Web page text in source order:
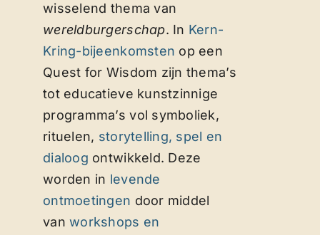
wisselend thema van
wereldburgerschap. In Kern-
Kring-bijeenkomsten op een
Quest for Wisdom zijn thema’s
tot educatieve kunstzinnige
programma’s vol symboliek,
rituelen, storytelling, spel en
dialoog ontwikkeld. Deze
worden in levende
ontmoetingen door middel
vanworkshops en